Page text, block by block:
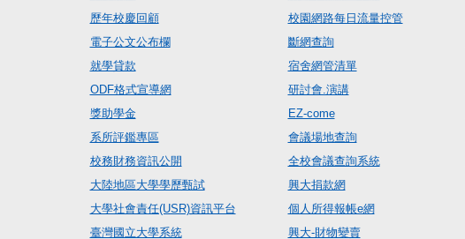
歷年校慶回顧
電子公文公布欄
就學貸款
ODF格式宣導網
獎助學金
系所評鑑專區
校務財務資訊公開
大陸地區大學學歷甄試
大學社會責任(USR)資訊平台
臺灣國立大學系統
校園網路每日流量控管
斷網查詢
宿舍網管清單
研討會.演講
EZ-come
會議場地查詢
全校會議查詢系統
興大捐款網
個人所得報帳e網
興大-財物變賣